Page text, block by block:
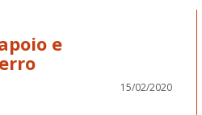
e
15/02/2020